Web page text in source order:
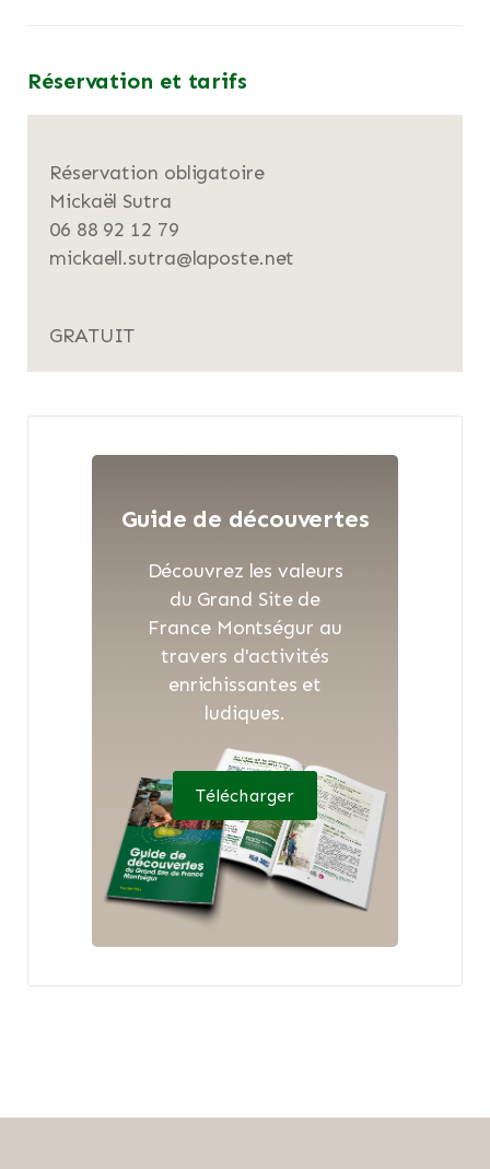
Réservation et tarifs
Réservation obligatoire
Mickaël Sutra
06 88 92 12 79
mickaell.sutra@laposte.net
GRATUIT
Guide de découvertes
Découvrez les valeurs
du Grand Site de
France Montségur au
travers d'activités
enrichissantes et
ludiques.
Télécharger